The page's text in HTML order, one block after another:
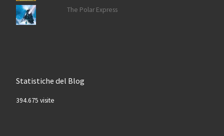
The Polar Express
Statistiche del Blog
394.675 visite